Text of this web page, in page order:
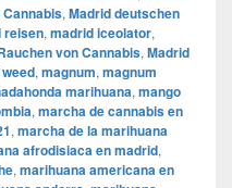
, Madrid deutschen
reisen, madrid iceolator,
von Cannabis, Madrid
, magnum, magnum
marihuana, mango
, marcha de cannabis en
, marcha de la marihuana
afrodisiaca en madrid,
, marihuana americana en